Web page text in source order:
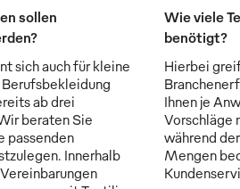
sollen
sich auch für kleine
ab drei
beraten Sie
passenden
Innerhalb
Wie viele
benötigt?
Hierbei
Ihnen je
Vorschläge
während
Mengen